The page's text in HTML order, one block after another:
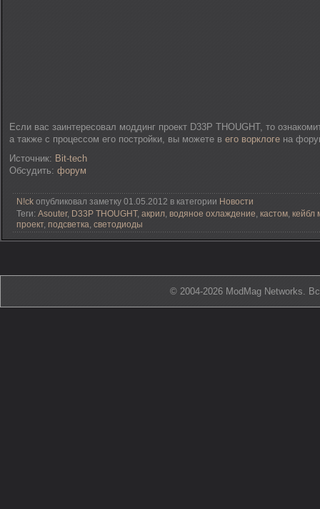
Если вас заинтересовал моддинг проект D33P THOUGHT, то
а также с процессом его постройки, вы можете в его ворклоге на
Источник: Bit-tech
Обсудить: форум
N!ck опубликовал заметку 01.05.2012 в категории Новости
Теги: Asouter, D33P THOUGHT, акрил, водяное охлаждение, кастом, кейбл
проект, подсветка, светодиоды
© 2004-2026 ModMag Networks.